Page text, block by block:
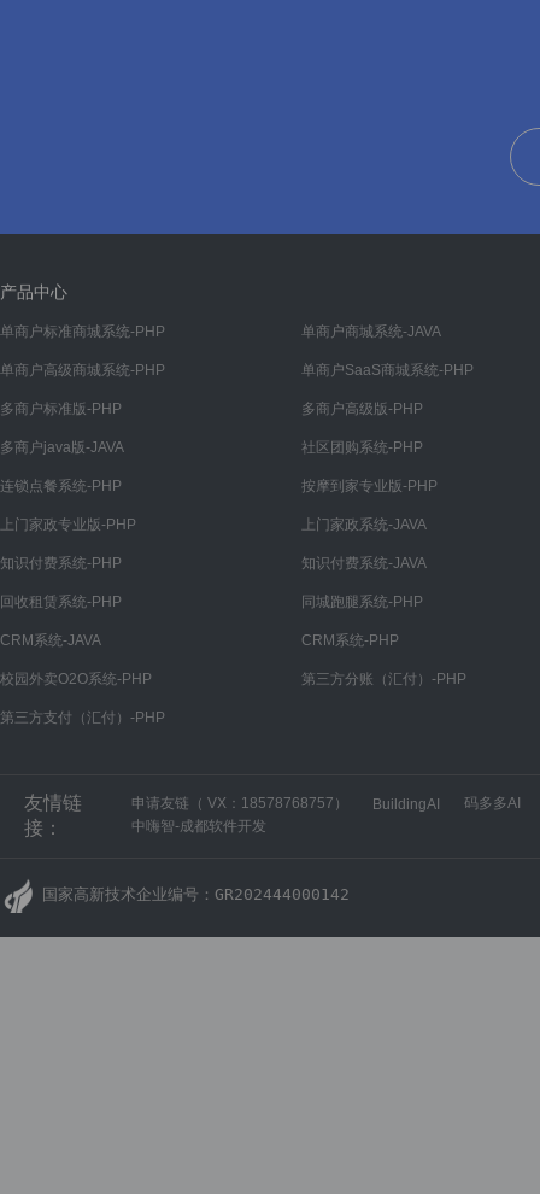
会员提现
网站设置
权限管理
计划任务
系统更新
系统缓存
个人
回收租赁功能清单
使用芝麻免押操作流程
产品中心
单商户标准商城系统-PHP 单商户商城系统-JAVA
单商户高级商城系统-PHP 单商户SaaS商城系统-PHP
多商户标准版-PHP 多商户高级版-PHP
多商户java版-JAVA 社区团购系统-PHP
连锁点餐系统-PHP 按摩到家专业版-PHP
上门家政专业版-PHP 上门家政系统-JAVA
知识付费系统-PHP 知识付费系统-JAVA
回收租赁系统-PHP 同城跑腿系统-PHP
CRM系统-JAVA CRM系统-PHP
校园外卖O2O系统-PHP 第三方分账（汇付）-PHP
第三方支付（汇付）-PHP
友情链
接：
申请友链（ VX：18578768757） BuildingAI
码多多AI
中嗨智-成都软件开发
国家高新技术企业编号：GR202444000142